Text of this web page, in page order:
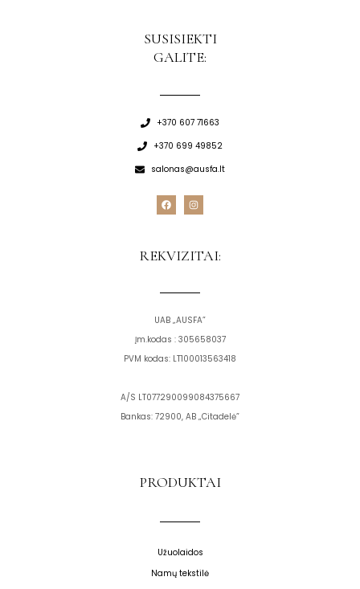
SUSISIEKTI
GALITE:
+370 607 71663
+370 699 49852
salonas@ausfa.lt
F
a
c
o
I
n
s
r
REKVIZITAI:
UAB „AUSFA”
Įm.kodas : 305658037
PVM kodas: LT100013563418
A/S LT077290099084375667
Bankas: 72900, AB „Citadelė”
PRODUKTAI
Užuolaidos
Namų tekstilė